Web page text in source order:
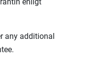
enligt
any additional